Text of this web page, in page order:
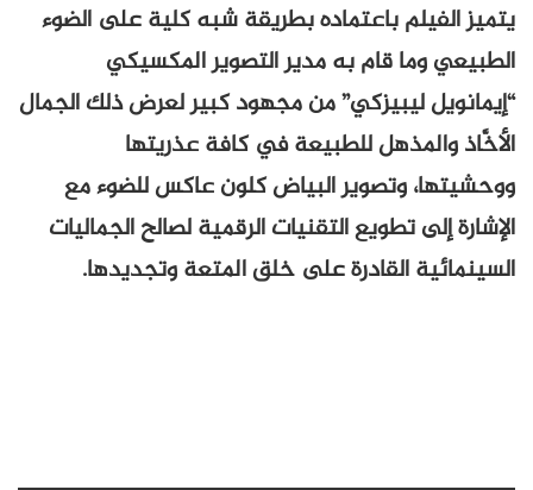
يتميز الفيلم باعتماده بطريقة شبه كلية على الضوء
الطبيعي وما قام به مدير التصوير المكسيكي
“إيمانويل ليبيزكي” من مجهود كبير لعرض ذلك الجمال
الأخَّاذ والمذهل للطبيعة في كافة عذريتها
ووحشيتها، وتصوير البياض كلون عاكس للضوء مع
الإشارة إلى تطويع التقنيات الرقمية لصالح الجماليات
السينمائية القادرة على خلق المتعة وتجديدها.